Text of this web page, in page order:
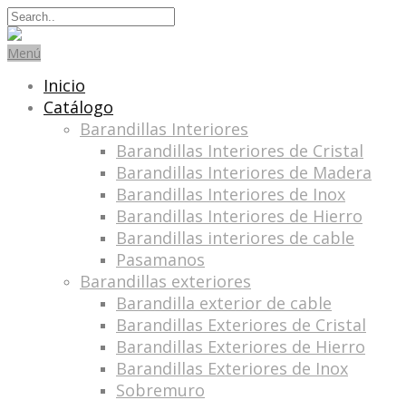
Search
for:
Menú
Inicio
Catálogo
Barandillas Interiores
Barandillas Interiores de Cristal
Barandillas Interiores de Madera
Barandillas Interiores de Inox
Barandillas Interiores de Hierro
Barandillas interiores de cable
Pasamanos
Barandillas exteriores
Barandilla exterior de cable
Barandillas Exteriores de Cristal
Barandillas Exteriores de Hierro
Barandillas Exteriores de Inox
Sobremuro